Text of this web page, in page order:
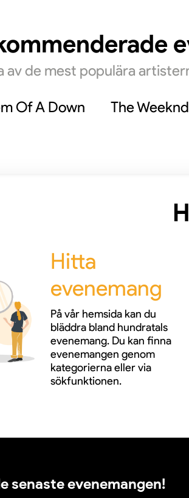
av de mest populära
Of A Down The Weeknd
Hitta
evenemang
På vår hemsida kan du
bläddra bland hundratals
evenemang. Du kan finna
evenemangen genom
kategorierna eller via
sökfunktionen.
senaste evenemangen!